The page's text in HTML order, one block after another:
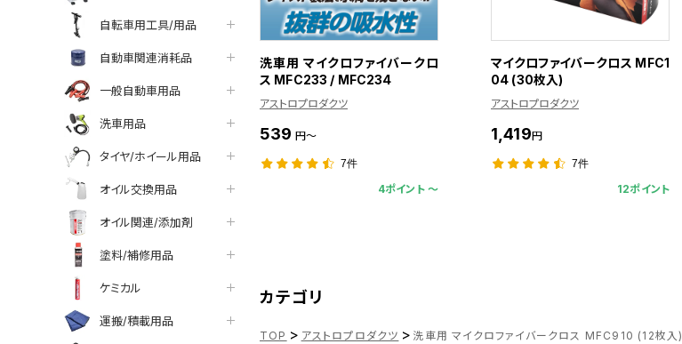
自転車用工具/用品
自動車関連消耗品
一般自動車用品
洗車用品
タイヤ/ホイール用品
オイル交換用品
オイル関連/添加剤
塗料/補修用品
ケミカル
運搬/積載用品
洗車用 マイクロファイバークロ
ス MFC233 / MFC234
アストロプロダクツ
539 円～
7件
4ポイント 〜
マイクロファイバークロス MFC1
04 (30枚入)
アストロプロダクツ
1,419円
7件
12ポイント
カテゴリ
TOP > アストロプロダクツ > 洗車用 マイクロファイバークロス MFC910 (12枚入)